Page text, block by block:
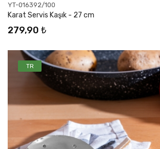
YT-016392/100
Karat Servis Kaşık - 27 cm
279,90 ₺
TR